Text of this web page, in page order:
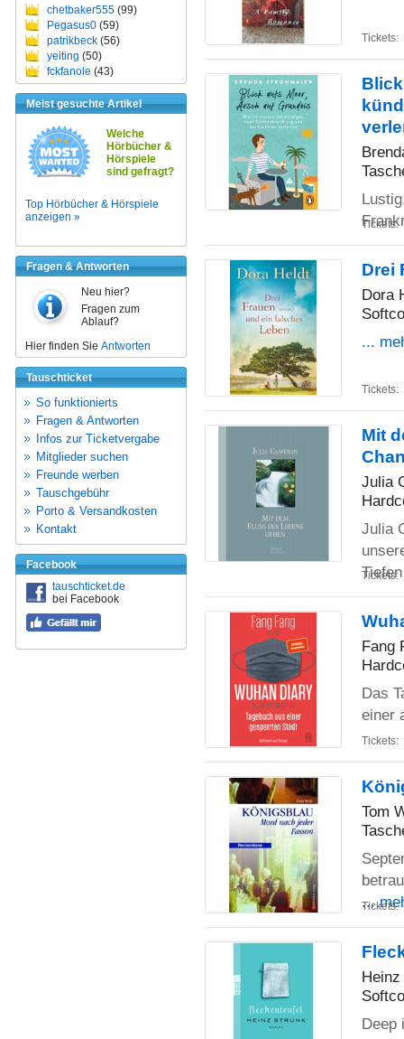
chetbaker555 (99)
Pegasus0 (59)
patrikbeck (56)
yeiting (50)
fckfanole (43)
Meist gesuchte Artikel
Welche
Hörbücher &
Hörspiele
sind gefragt?
Top Hörbücher & Hörspiele
anzeigen »
Fragen & Antworten
Neu hier?
Fragen zum
Ablauf?
Hier finden Sie Antworten
Tauschticket
So funktionierts
Fragen & Antworten
Infos zur Ticketvergabe
Mitglieder suchen
Freunde werben
Tauschgebühr
Porto & Versandkosten
Kontakt
Facebook
tauschticket.de
bei Facebook
Tickets:
Tickets:
Drei
Dora
...
Tickets:
Mit
Julia
Julia
Tickets:
Fang
Das
einer
Tickets:
Tom
...
Tickets:
Deep